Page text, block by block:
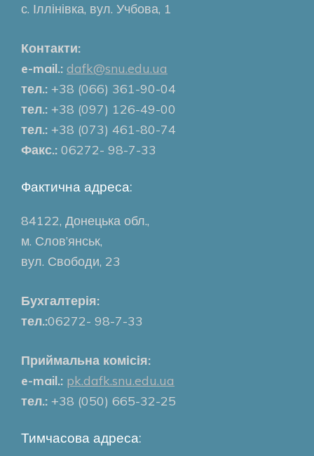
с. Іллінівка, вул. Учбова, 1
Контакти:
e-mail.: dafk@snu.edu.ua
тел.: +38 (066) 361-90-04
тел.: +38 (097) 126-49-00
тел.: +38 (073) 461-80-74
Факс.: 06272- 98-7-33
Фактична адреса:
84122, Донецька обл.,
м. Слов’янськ,
вул. Свободи, 23
Бухгалтерія:
тел.:06272- 98-7-33
Приймальна комісія:
e-mail.: pk.dafk.snu.edu.ua
тел.: +38 (050) 665-32-25
Тимчасова адреса: